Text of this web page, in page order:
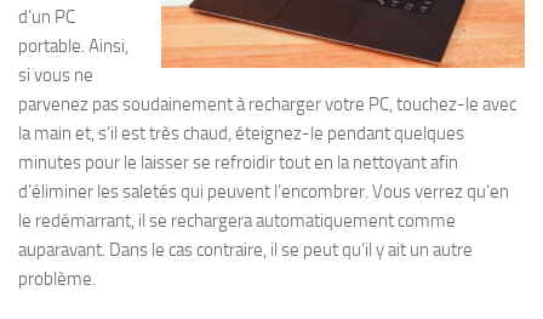
d’un PC
portable. Ainsi,
si vous ne
parvenez pas soudainement à recharger votre PC, touchez-le avec
la main et, s’il est très chaud, éteignez-le pendant quelques
minutes pour le laisser se refroidir tout en la nettoyant afin
d’éliminer les saletés qui peuvent l’encombrer. Vous verrez qu’en
le redémarrant, il se rechargera automatiquement comme
auparavant. Dans le cas contraire, il se peut qu’il y ait un autre
problème.